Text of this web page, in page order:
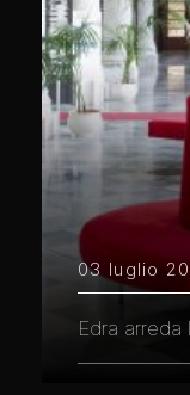
03 luglio
Edra